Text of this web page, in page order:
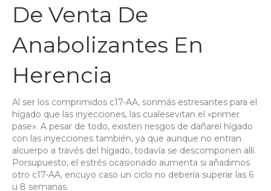
De Venta De
Anabolizantes En
Herencia
Al ser los comprimidos c17-AA, sonmás estresantes para el
hígado que las inyecciones, las cualesevitan el «primer
pase». A pesar de todo, existen riesgos de dañarel hígado
con las inyecciones también, ya que aunque no entran
alcuerpo a través del hígado, todavía se descomponen allí.
Porsupuesto, el estrés ocasionado aumenta si añadimos
otro c17-AA, encuyo caso un ciclo no debería superar las 6
u 8 semanas.